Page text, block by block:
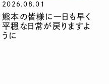
2026.08.01
熊本の皆様に一日も早く
平穏な日常が戻りますよ
うに